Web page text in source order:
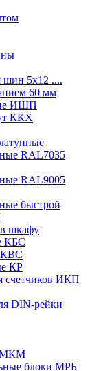
5х12 ....
60 мм
ИШП
ККХ
RAL7035
RAL9005
быстрой
шкафу
КБС
КВС
КР
счетчиков ИКП
DIN-рейки
МКМ
блоки МРБ